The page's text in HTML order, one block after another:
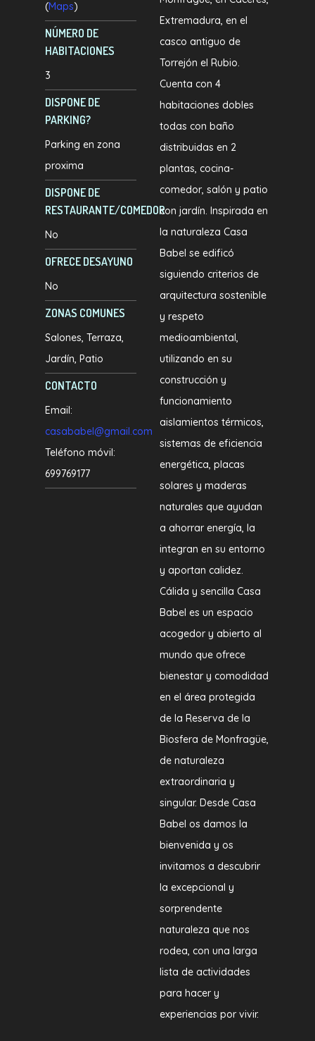
(Maps)
NÚMERO DE
HABITACIONES
3
DISPONE DE
PARKING?
Parking en zona
proxima
DISPONE DE
RESTAURANTE/COMEDOR
No
OFRECE DESAYUNO
No
ZONAS COMUNES
Salones Terraza
Jardín Patio
CONTACTO
Email:
casababel@gmail.com
Teléfono móvil:
699769177
Extremadura, en el
casco antiguo de
Torrejón el Rubio.
Cuenta con 4
habitaciones dobles
todas con baño
distribuidas en 2
plantas, cocina-
comedor, salón y patio
con jardín. Inspirada en
la naturaleza Casa
Babel se edificó
siguiendo criterios de
arquitectura sostenible
y respeto
medioambiental,
utilizando en su
construcción y
funcionamiento
aislamientos térmicos,
sistemas de eficiencia
energética, placas
solares y maderas
naturales que ayudan
a ahorrar energía, la
integran en su entorno
y aportan calidez.
Cálida y sencilla Casa
Babel es un espacio
acogedor y abierto al
mundo que ofrece
bienestar y comodidad
en el área protegida
de la Reserva de la
Biosfera de Monfragüe,
de naturaleza
extraordinaria y
singular. Desde Casa
Babel os damos la
bienvenida y os
invitamos a descubrir
la excepcional y
sorprendente
naturaleza que nos
rodea, con una larga
lista de actividades
para hacer y
experiencias por vivir.